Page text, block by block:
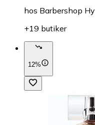
hos Barbershop
+19 butiker
12%